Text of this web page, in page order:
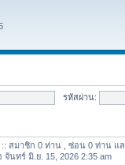
รหัสผ่าน:
สมาชิก 0 ท่าน , ซ่อน 0 ท่าน แ
จันทร์ มิ.ย. 15, 2026 2:35 am